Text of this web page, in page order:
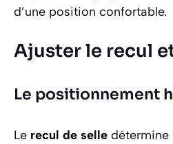
d’une position confortable.
Ajuster le recul
Le positionnement
Le recul de selle détermine